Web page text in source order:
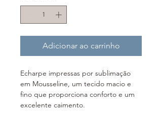
Adicionar ao carrinho
Echarpe impressas por sublimação
em Mousseline, um tecido macio e
fino que proporciona conforto e um
excelente caimento.